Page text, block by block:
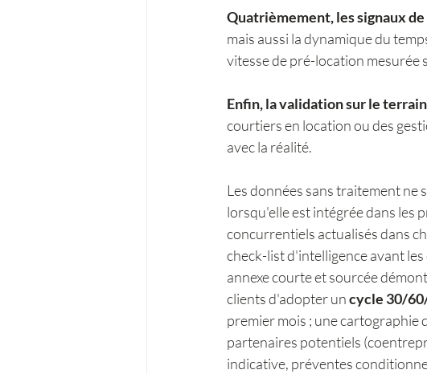
Quatrièmement, les signaux
mais aussi la dynamique du
vitesse de pré-location
Enfin, la validation sur le
courtiers en location ou des
avec la réalité.
Les données sans traitement ne
lorsqu'elle est intégrée dans les
concurrentiels actualisés dans
check-list d'intelligence avant
annexe courte et sourcée
clients d'adopter un cycle 30/
premier mois ; une cartographie
partenaires potentiels
indicative, préventes